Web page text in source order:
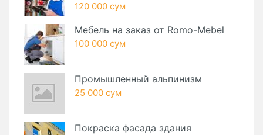
120 000 сум
Мебель на заказ от Romo-Mebel
100 000 сум
Промышленный альпинизм
25 000 сум
Покраска фасада здания